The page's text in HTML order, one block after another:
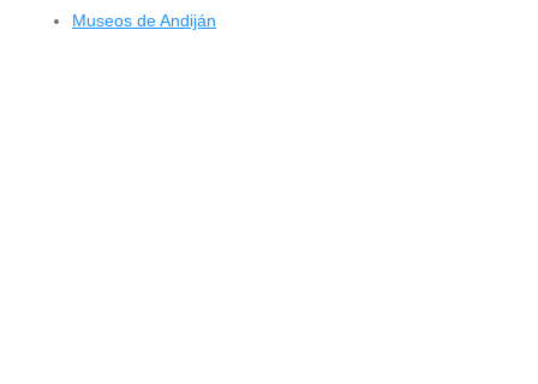
Museos de Andiján